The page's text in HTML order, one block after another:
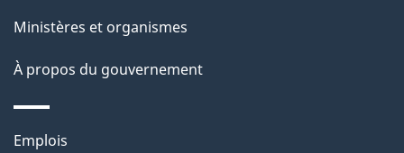
a
g
e
Ministères et organismes
À propos du gouvernement
Thèmes
Emplois